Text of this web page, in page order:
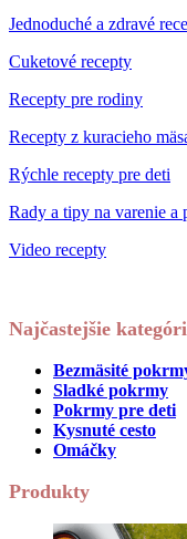
Jednoduché a zdravé
Cuketové recepty
Recepty pre rodiny
Recepty z kuracieho
Rýchle recepty pre deti
Rady a tipy na varenie a
Video recepty
Najčastejšie
Bezmäsité
Sladké pokrmy
Pokrmy pre deti
Kysnuté cesto
Omáčky
Produkty